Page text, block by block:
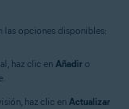
las opciones disponibles:
haz clic en Añadir o
haz clic enActualizar